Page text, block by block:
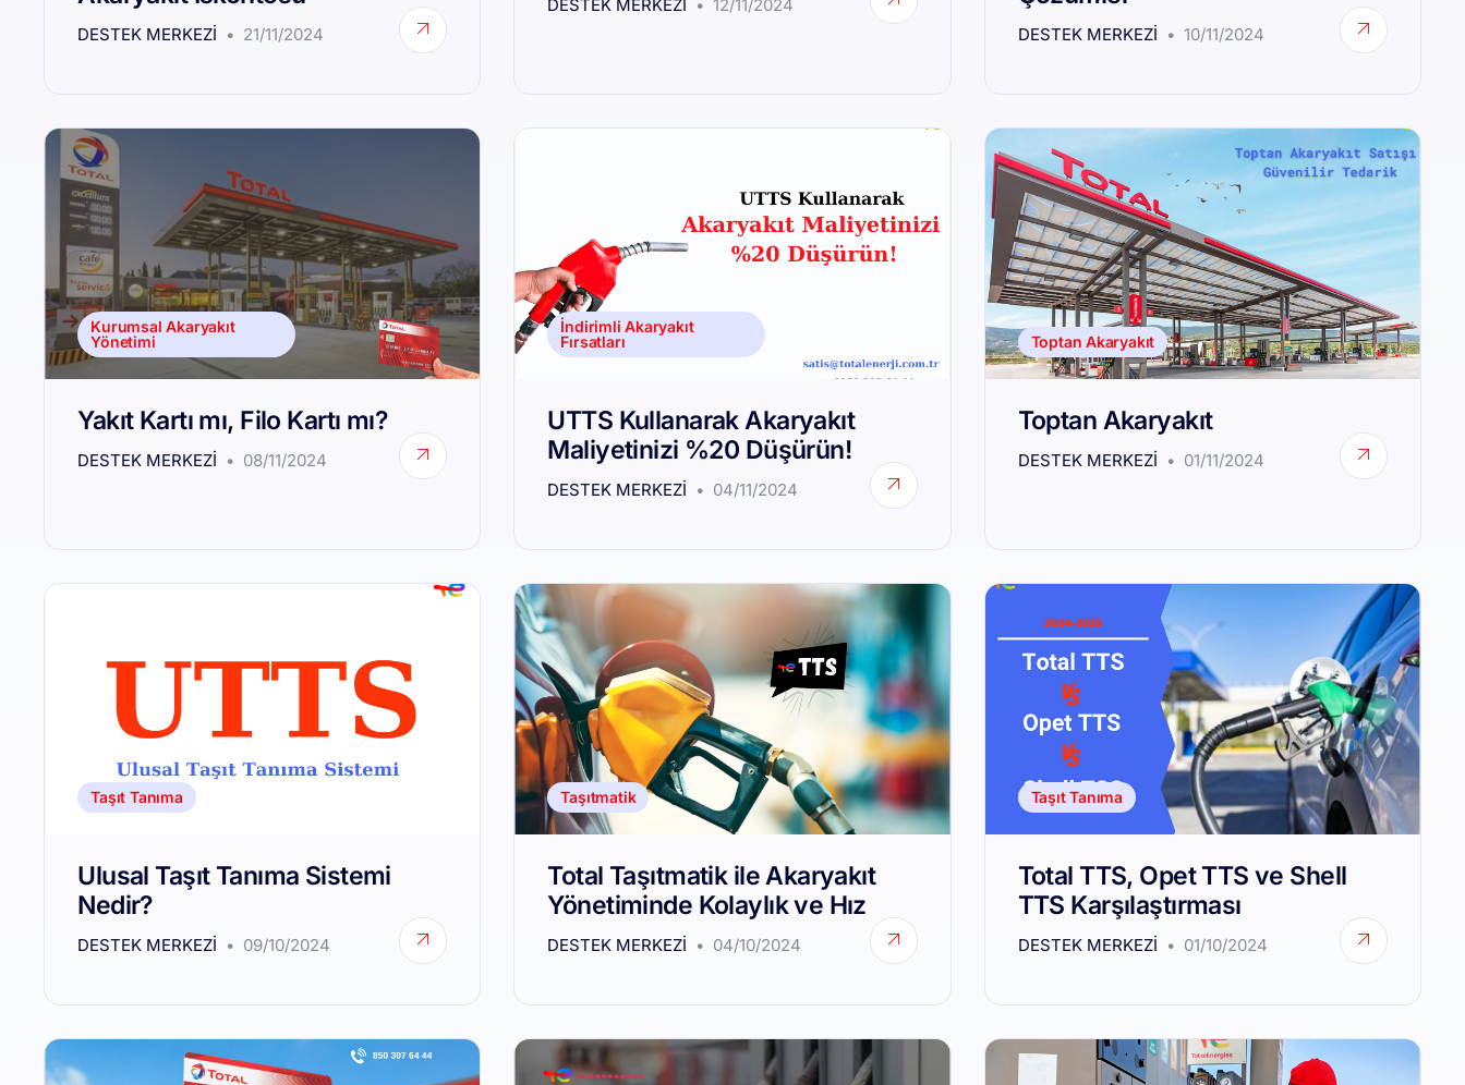
DESTEK MERKEZI 21/11/2024
DESTEK MERKEZI 12/11/2024
DESTEK MERKEZI 10/11/2024
Kurumsal Akaryakıt
Yönetimi
Yakıt Kartı mı, Filo Kartı mı?
DESTEK MERKEZI 08/11/2024
İndirimli Akaryakıt
Fırsatları
UTTS Kullanarak Akaryakıt
Maliyetinizi %20 Düşürün!
DESTEK MERKEZI 04/11/2024
Toptan Akaryakıt
Toptan Akaryakıt
DESTEK MERKEZI 01/11/2024
Taşıt Tanıma
Ulusal Taşıt Tanıma Sistemi
Nedir?
DESTEK MERKEZI 09/10/2024
Taşıtmatik
Total Taşıtmatik ile Akaryakıt
Yönetiminde Kolaylık ve Hız
DESTEK MERKEZI 04/10/2024
Taşıt Tanıma
Total TTS, Opet TTS ve Shell
TTS Karşılaştırması
DESTEK MERKEZI 01/10/2024